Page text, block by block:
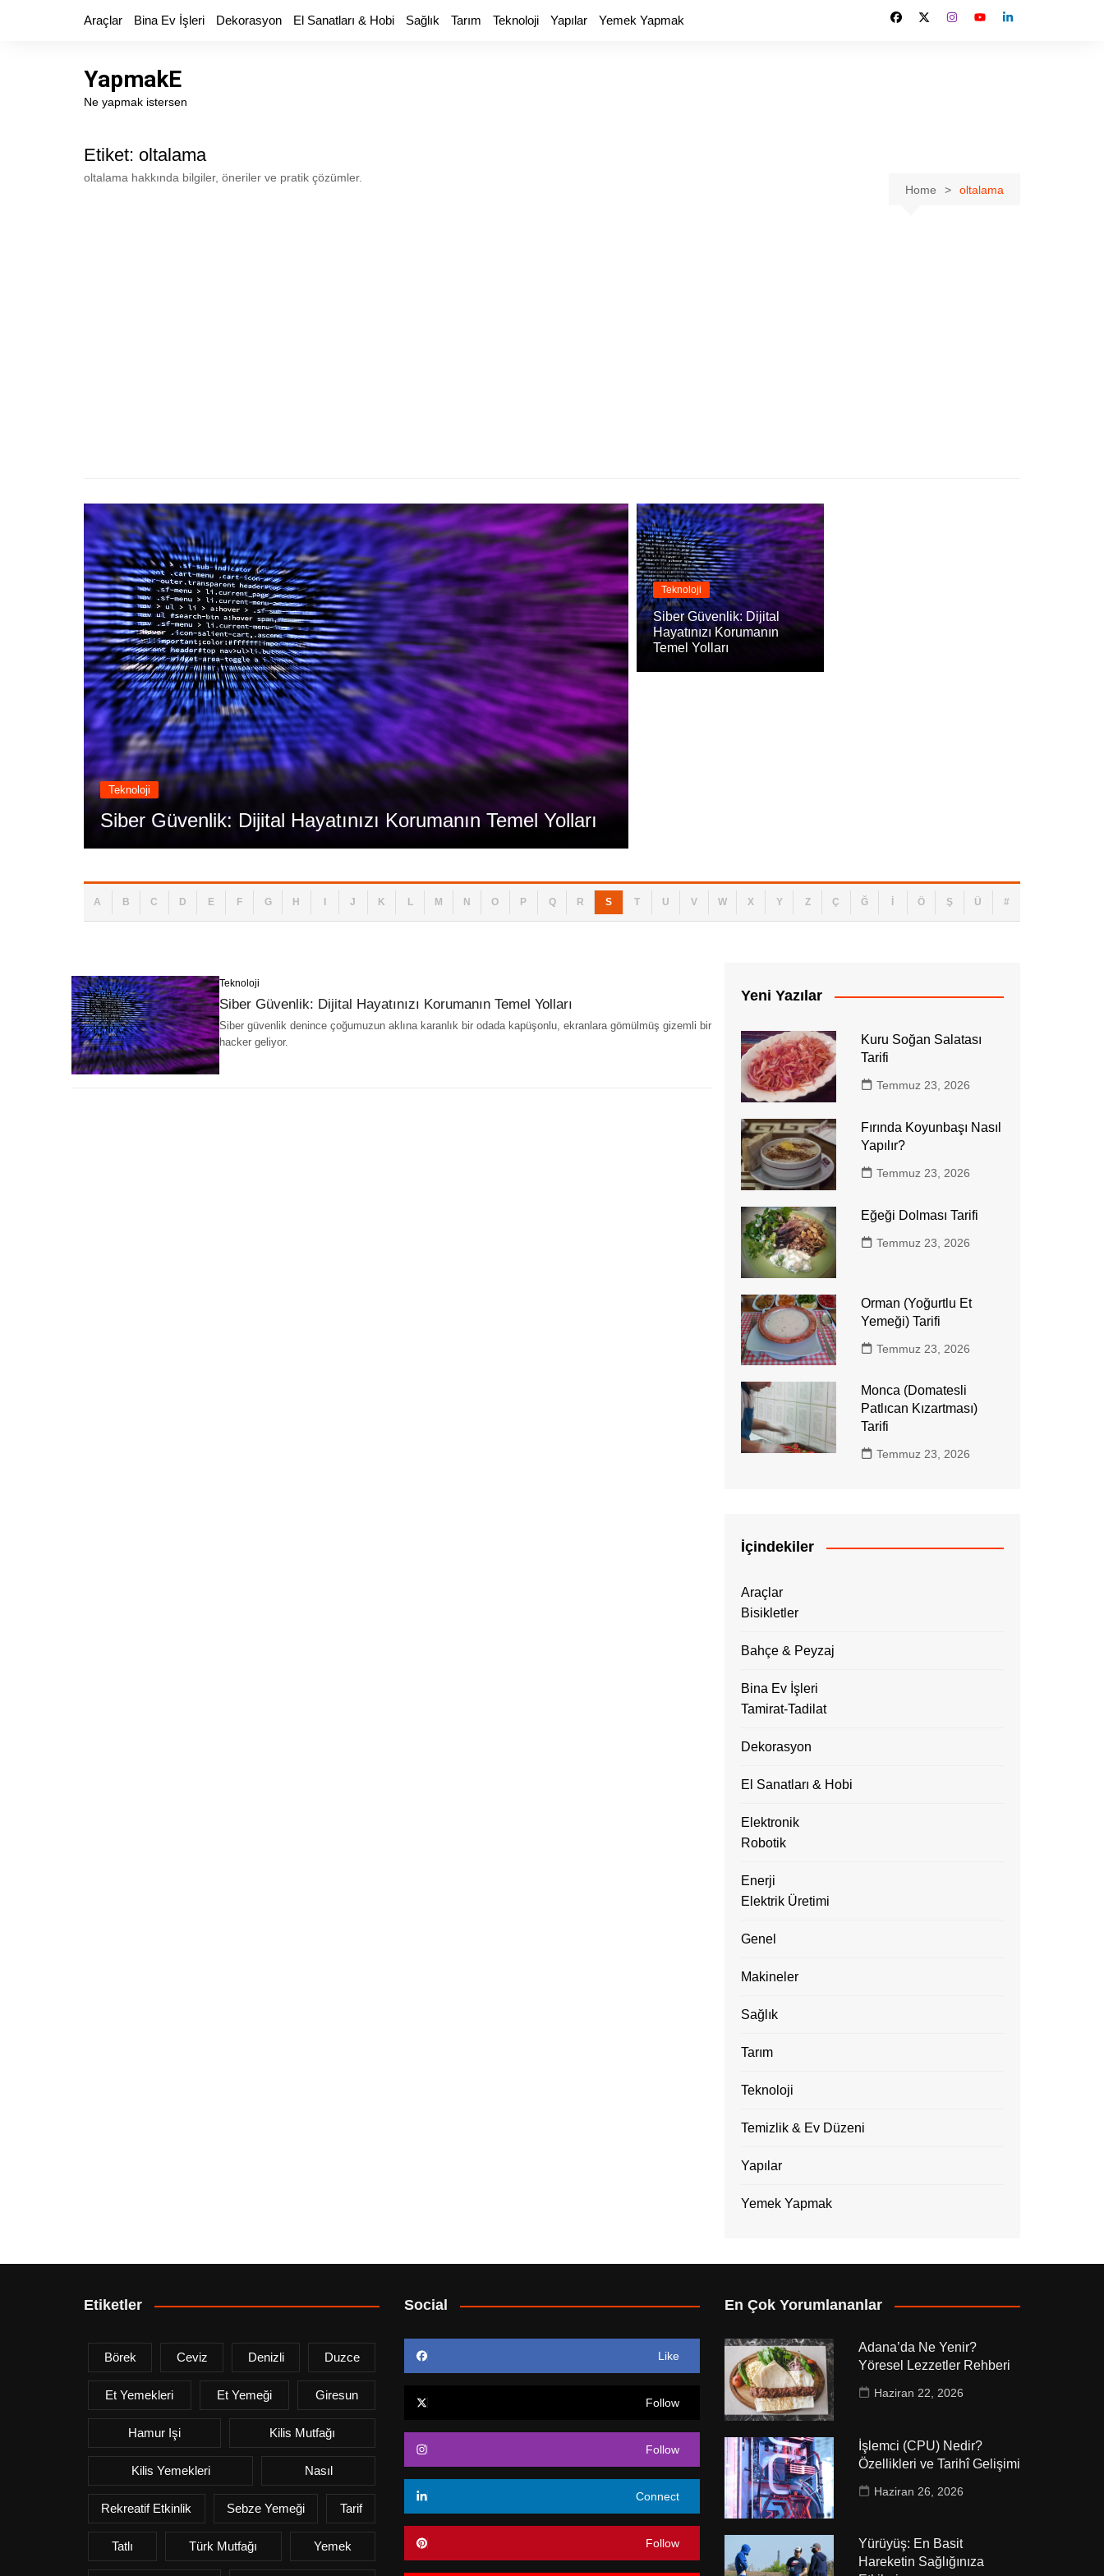
Araçlar Bina Ev İşleri Dekorasyon El Sanatları & Hobi Sağlık Tarım Teknoloji Yapılar Yemek Yapmak
YapmakE
Ne yapmak istersen
Etiket: oltalama
oltalama hakkında bilgiler, öneriler ve pratik çözümler.
Home
oltalama
Teknoloji
Siber Güvenlik: Dijital Hayatınızı Korumanın Temel Yolları
Teknoloji
Siber Güvenlik: Dijital
Hayatınızı Korumanın
Temel Yolları
A B C D E F G H J K L M N O P Q R S T U V W X Y Z Ç Ğ Ö Ş Ü #
Teknoloji
Siber Güvenlik: Dijital Hayatınızı Korumanın Temel Yolları
Siber güvenlik denince çoğumuzun aklına karanlık bir odada kapüşonlu, ekranlara gömülmüş gizemli bir
hacker geliyor.
Yeni Yazılar
Kuru Soğan Salatası
Tarifi
Temmuz 23, 2026
Fırında Koyunbaşı Nasıl
Yapılır?
Temmuz 23, 2026
Eğeği Dolması Tarifi
Temmuz 23, 2026
Orman (Yoğurtlu Et
Yemeği) Tarifi
Temmuz 23, 2026
Monca (Domatesli
Patlıcan Kızartması)
Tarifi
Temmuz 23, 2026
İçindekiler
Araçlar
Bisikletler
Bahçe & Peyzaj
Bina Ev İşleri
Tamirat-Tadilat
Dekorasyon
El Sanatları & Hobi
Elektronik
Robotik
Enerji
Elektrik Üretimi
Genel
Makineler
Sağlık
Tarım
Teknoloji
Temizlik & Ev Düzeni
Yapılar
Yemek Yapmak
Etiketler
Börek Ceviz Denizli Duzce
Et Yemekleri Et Yemeği Giresun
Hamur Işi Kilis Mutfağı
Kilis Yemekleri Nasıl
Rekreatif Etkinlik Sebze Yemeği Tarif
Tatlı Türk Mutfağı Yemek
Social
Like
Follow
Follow
Connect
Follow
En Çok Yorumlananlar
Adana’da Ne Yenir?
Yöresel Lezzetler Rehberi
Haziran 22, 2026
İşlemci (CPU) Nedir?
Özellikleri ve Tarihî Gelişimi
Haziran 26, 2026
Yürüyüş: En Basit
Hareketin Sağlığınıza